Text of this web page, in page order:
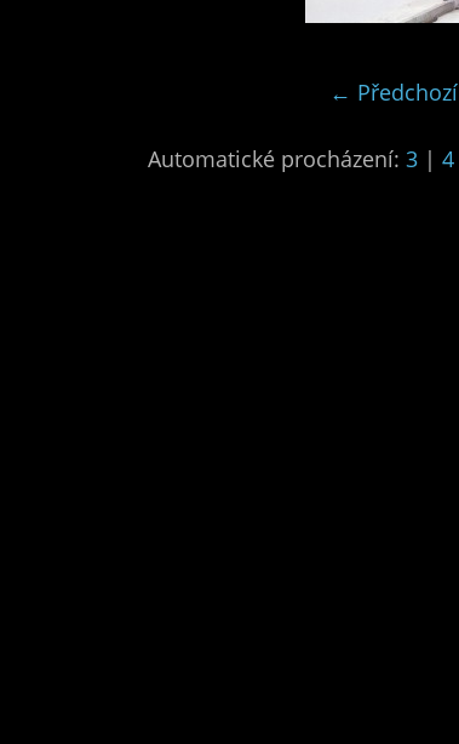
← Předchozí
Automatické procházení: 3 | 4